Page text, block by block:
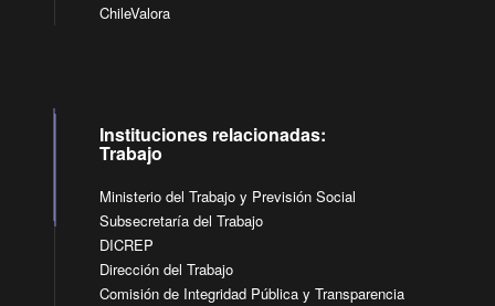
ChileValora
Instituciones relacionadas:
Trabajo
Ministerio del Trabajo y Previsión Social
Subsecretaría del Trabajo
DICREP
Dirección del Trabajo
Comisión de Integridad Pública y Transparencia